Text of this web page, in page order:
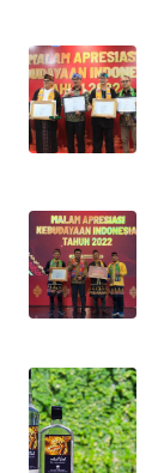
KARIR
Wahana
News
Regional
WN
JAKARTA